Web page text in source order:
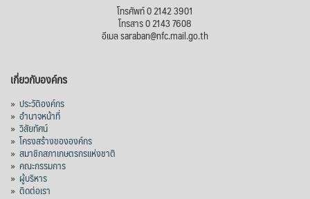
โทรศัพท์ 0 2142 3901
โทรสาร 0 2143 7608
อีเมล saraban@nfc.mail.go.th
เกี่ยวกับองค์กร
» ประวัติองค์กร
» อำนาจหน้าที่
» วิสัยทัศน์
» โครงสร้างขององค์กร
» สมาชิกสภาเกษตรกรแห่งชาติ
» คณะกรรมการ
» ผู้บริหาร
» ติดต่อเรา